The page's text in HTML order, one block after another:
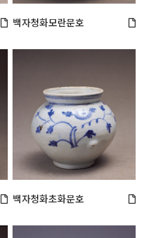
백자청화모란문호
백자청화초화문호